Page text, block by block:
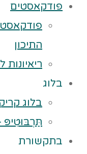
פודקאסטים
התיכון
בלוג
בלוג
תַּרְבּוּטִיפּ
בתקשורת